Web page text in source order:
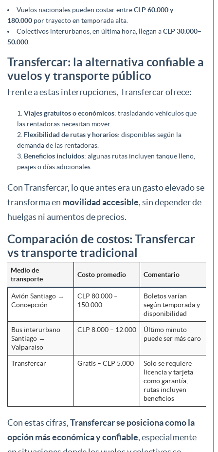
Vuelos nacionales pueden costar entreCLP 60.000 y
180.000 por trayecto en temporada alta.
Colectivos interurbanos, en última hora, llegan aCLP 30.000–
50.000.
Transfercar: la alternativa confiable a
vuelos y transporte público
Frente a estas interrupciones, Transfercar ofrece:
Viajes gratuitos o económicos: trasladando vehículos que
las rentadoras necesitan mover.
Flexibilidad de rutas y horarios: disponibles según la
demanda de las rentadoras.
Beneficios incluidos: algunas rutas incluyen tanque lleno,
peajes o días adicionales.
Con Transfercar, lo que antes era un gasto elevado se
transforma en movilidad accesible, sin depender de
huelgas ni aumentos de precios.
Comparación de costos: Transfercar
vs transporte tradicional
Medio de
transporte
Costo promedio Comentario
Avión Santiago →
Concepción
CLP 80.000 –
150.000
Boletos varían
según temporada y
disponibilidad
Bus interurbano
Santiago →
Valparaíso
CLP 8.000 – 12.000
Último minuto
puede ser más caro
Transfercar Gratis – CLP 5.000
Solo se requiere
licencia y tarjeta
como garantía,
rutas incluyen
beneficios
Con estas cifras,Transfercar se posiciona como la
opción más económica y confiable, especialmente